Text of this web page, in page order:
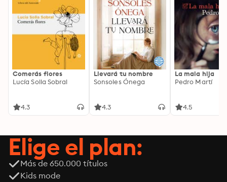
Comerás flores
Lucía Solla Sobral
4.3
Llevará tu nombre
Sonsoles Ónega
4.3
La mala hija
Pedro Martí
4.5
Elige el plan:
Más de 650.000 títulos
Kids mode